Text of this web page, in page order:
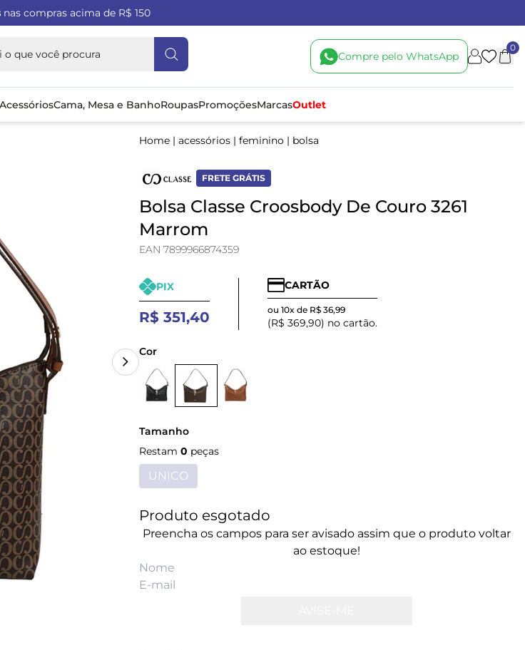
nas compras acima de R$ 150
Compre pelo WhatsApp
0
AcessóriosCama, Mesa e BanhoRoupasPromoçõesMarcasOutlet
Home |acessórios |feminino | bolsa
FRETE GRÁTIS
Bolsa Classe Croosbody De Couro 3261
Marrom
EAN 7899966874359
PIX
R$ 351,40
CARTÃO
ou 10x de R$ 36,99
(R$ 369,90) no cartão.
Cor
Tamanho
Restam0 peças
UNICO
Produto esgotado
Preencha os campos para ser avisado assim que o produto voltar
ao estoque!